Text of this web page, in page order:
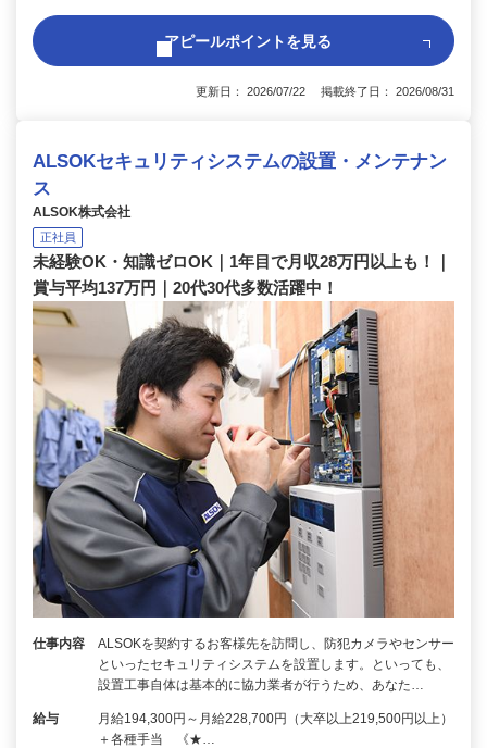
アピールポイントを見る
更新日： 2026/07/22 掲載終了日： 2026/08/31
ALSOKセキュリティシステムの設置・メンテナン
ス
ALSOK株式会社
正社員
未経験OK・知識ゼロOK｜1年目で月収28万円以上も！｜
賞与平均137万円｜20代30代多数活躍中！
仕事内容
ALSOKを契約するお客様先を訪問し、防犯カメラやセンサー
といったセキュリティシステムを設置します。といっても、
設置工事自体は基本的に協力業者が行うため、あなた…
給与
月給194,300円～月給228,700円（大卒以上219,500円以上）
＋各種手当 《★…